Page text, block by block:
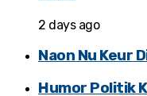
2 days ago
Naon Nu Keur
Humor Politik